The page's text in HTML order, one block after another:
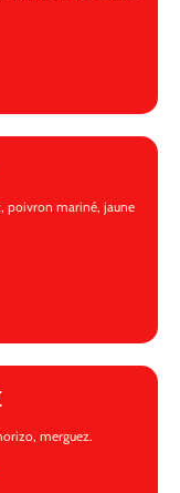
poivron mariné, jaune
merguez.